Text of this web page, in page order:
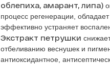
облепиха, амарант, липа)
процесс регенерации,
эффективно устраняет
Экстракт петрушки
отбеливанию веснушек и
антиоксидантное,